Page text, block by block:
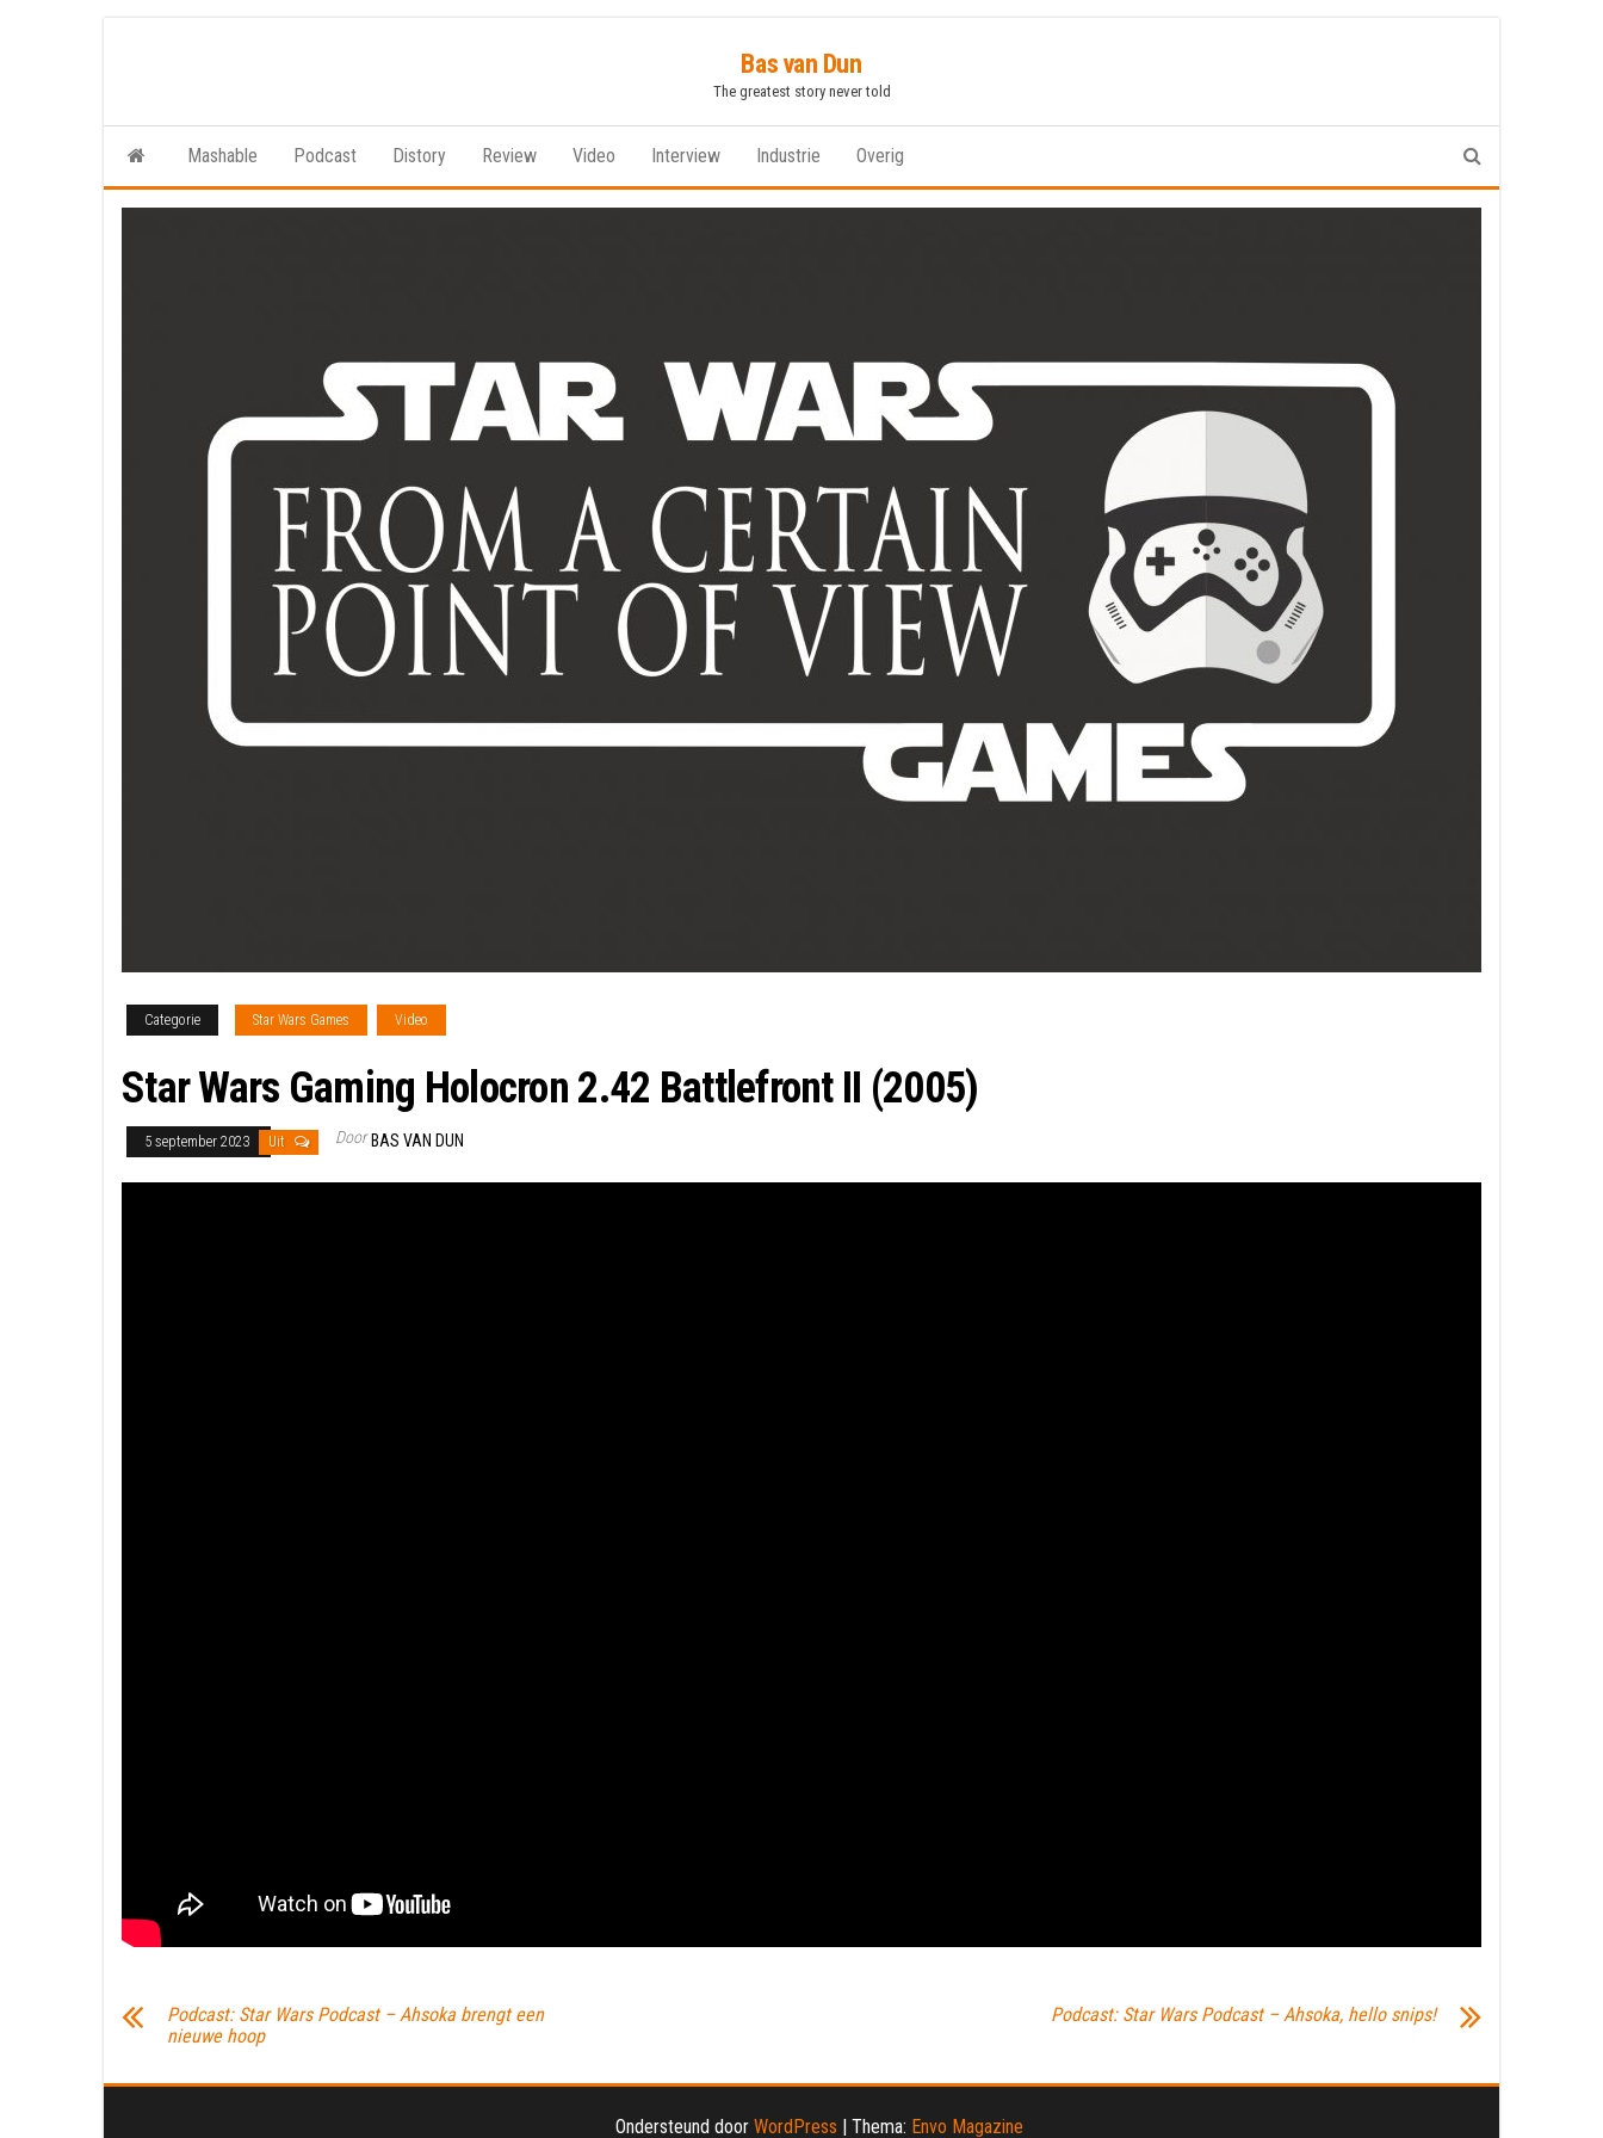
inhoud
Bas van Dun
The greatest story never told
Mashable Podcast Distory Review Video Interview Industrie Overig
Categorie Star Wars Games Video
Star Wars Gaming Holocron 2.42 Battlefront II (2005)
5 september 2023 Uit Door BAS VAN DUN
Podcast: Star Wars Podcast – Ahsoka brengt een
nieuwe hoop
Podcast: Star Wars Podcast – Ahsoka, hello snips!
Ondersteund door WordPress | Thema: Envo Magazine